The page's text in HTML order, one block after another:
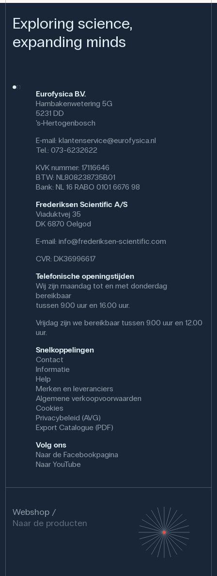
Exploring science,
expanding minds
Eurofysica B.V.
Hambakenwetering 5G
5231 DD
's-Hertogenbosch
E-mail:klantenservice@eurofysica.nl
Tel.: 073-6232622
KVK nummer: 17116646
BTW: NL808238735B01
Bank: NL 16 RABO 0101 6676 98
Frederiksen Scientific A/S
Viaduktvej 35
DK 6870 Oelgod
E-mail:info@frederiksen-scientific.com
CVR: DK36996617
Telefonische openingstijden
Wij zijn maandag tot en met donderdag
bereikbaar
tussen 9.00 uur en 16.00 uur.
Vrijdag zijn we bereikbaar tussen 9.00 uur en 12.00
uur.
Snelkoppelingen
Contact
Informatie
Help
Merken en leveranciers
Algemene verkoopvoorwaarden
Cookies
Privacybeleid (AVG)
Export Catalogue (PDF)
Volg ons
Naar de Facebookpagina
Naar YouTube
Webshop
Naar de producten